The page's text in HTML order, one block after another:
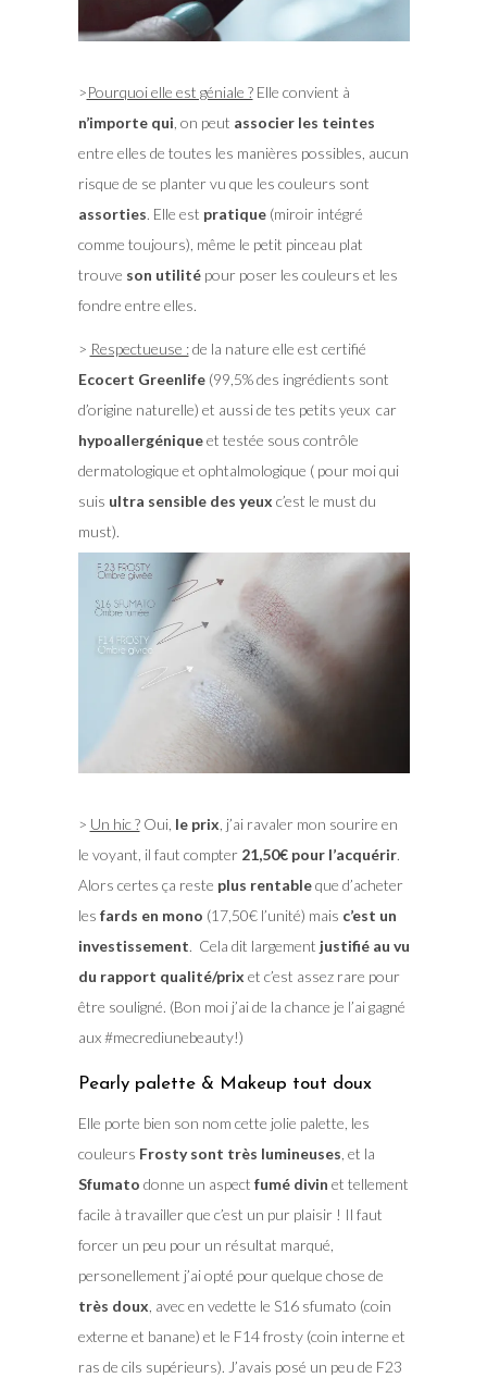
>Pourquoi elle est géniale ?Elle convient à
n’importe qui , on peut associer les teintes
entre elles de toutes les manières possibles, aucun
risque de se planter vu que les couleurs sont
assorties. Elle est pratique(miroir intégré
comme toujours), même le petit pinceau plat
trouve son utilitépour poser les couleurs et les
fondre entre elles.
> Respectueuse :de la nature elle est certifié
Ecocert Greenlife(99,5% des ingrédients sont
d’origine naturelle) et aussi de tes petits yeux car
hypoallergéniqueet testée sous contrôle
dermatologique et ophtalmologique ( pour moi qui
suis ultra sensible des yeux c’est le must du
must).
> Un hic ?Oui, le prix , j’ai ravaler mon sourire en
le voyant, il faut compter 21,50€ pour l’acquérir.
Alors certes ça reste plus rentableque d’acheter
les fards en mono (17,50€ l’unité) mais c’est un
investissement. Cela dit largement justifié au vu
du rapport qualité/prix et c’est assez rare pour
être souligné. (Bon moi j’ai de la chance je l’ai gagné
aux #mecrediunebeauty!)
Pearly palette & Makeup tout doux
Elle porte bien son nom cette jolie palette, les
couleurs Frosty sont très lumineuses , et la
Sfumato donne un aspect fumé divin et tellement
facile à travailler que c’est un pur plaisir ! Il faut
forcer un peu pour un résultat marqué,
personellement j’ai opté pour quelque chose de
très doux , avec en vedette le S16 sfumato (coin
externe et banane) et le F14 frosty (coin interne et
ras de cils supérieurs). J’avais posé un peu de F23